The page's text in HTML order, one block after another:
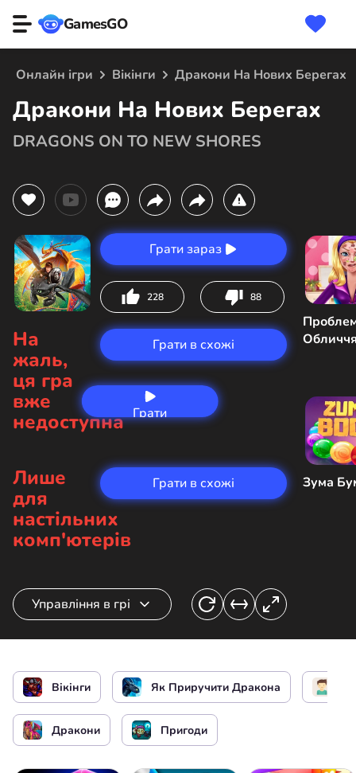
GamesGO
Онлайн ігри Вікінги Дракони На Нових Берегах
Дракони На Нових Берегах
DRAGONS ON TO NEW SHORES
Грати
Грати зараз
228 88
На
жаль,
ця гра
вже
недоступна
Грати в схожі
Лише
для
настільних
комп'ютерів
Грати в схожі Зума
Управління в грі
Стрибати / Летіти
Вікінги Як Приручити Дракона
Дракони Пригоди